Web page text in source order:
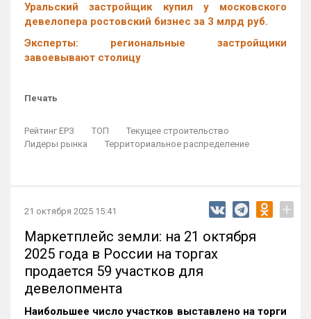
Уральский застройщик купил у московского
девелопера ростовский бизнес за 3 млрд руб.
Эксперты: региональные застройщики
завоевывают столицу
Печать
Рейтинг ЕРЗ ТОП
Текущее строительство
Лидеры рынка
Территориальное распределение
21 октября 2025 15:41 +
Маркетплейс земли: на 21 октября
2025 года в России на торгах
продается 59 участков для
девелопмента
Наибольшее число участков выставлено на торги